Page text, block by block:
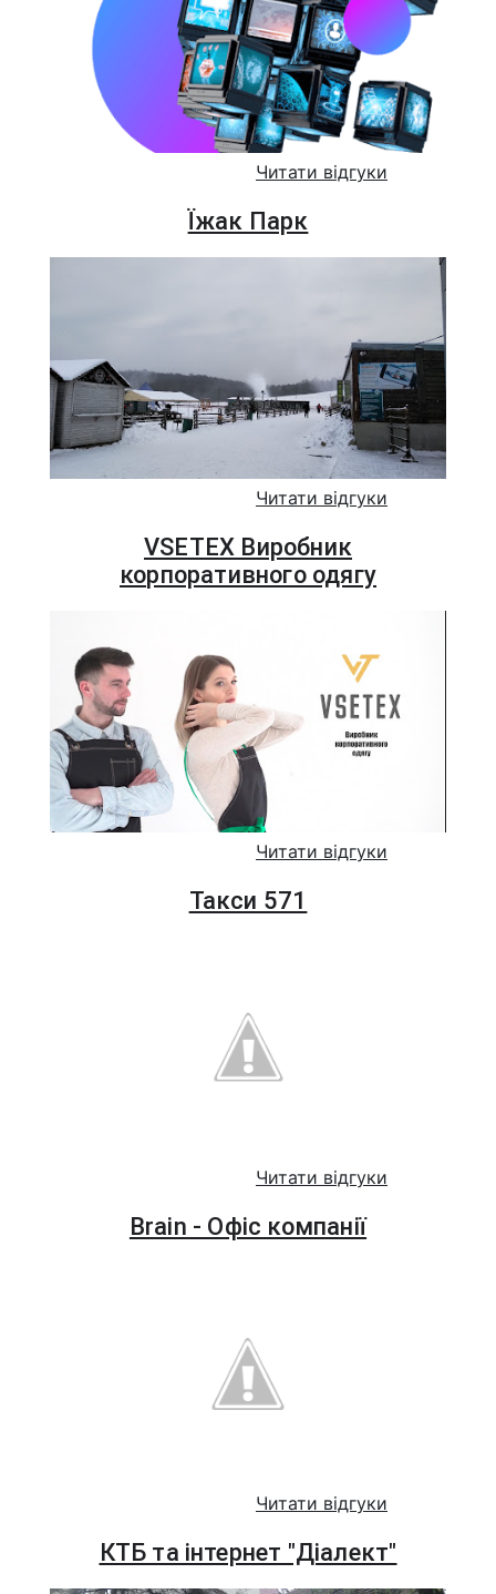
Читати відгуки
Їжак Парк
Читати відгуки
VSETEX Виробник
корпоративного одягу
Читати відгуки
Такси 571
Читати відгуки
Brain - Офіс компанії
Читати відгуки
КТБ та інтернет "Діалект"